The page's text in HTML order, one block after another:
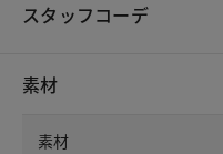
スタッフコーデ
素材
素材